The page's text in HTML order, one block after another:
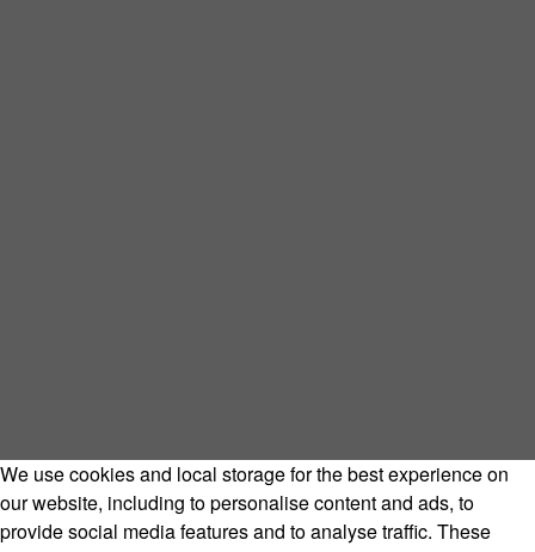
We use cookies and local storage for the best experience on
our website, including to personalise content and ads, to
provide social media features and to analyse traffic. These